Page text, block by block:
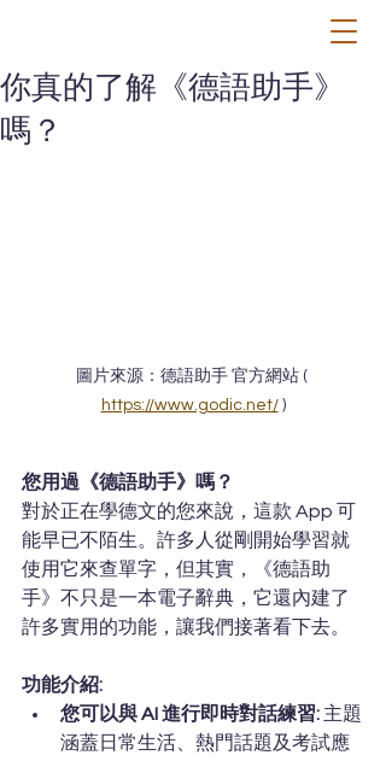
你真的了解《德語助手》
嗎？
圖片來源：德語助手 官方網站 (
https://www.godic.net/ )
您用過《德語助手》嗎？
對於正在學德文的您來說，這款 App 可
能早已不陌生。許多人從剛開始學習就
使用它來查單字，但其實，《德語助
手》不只是一本電子辭典，它還內建了
許多實用的功能，讓我們接著看下去。
功能介紹:
您可以與 AI 進行即時對話練習: 主題
涵蓋日常生活、熱門話題及考試應